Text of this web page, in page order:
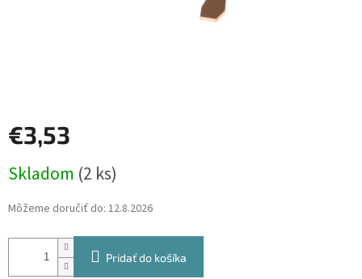
€3,53
cena:
Skladom (2 ks)
Môžeme doručiť do: 12.8.2026
Pridať do košíka